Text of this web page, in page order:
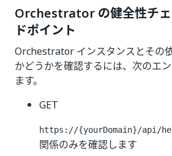
Orchestrator の健全性チ
ドポイント
Orchestrator インスタンスとその
かどうかを確認するには、次のエ
ます。
GET
https://{yourDomain}/api/
関係のみを確認します